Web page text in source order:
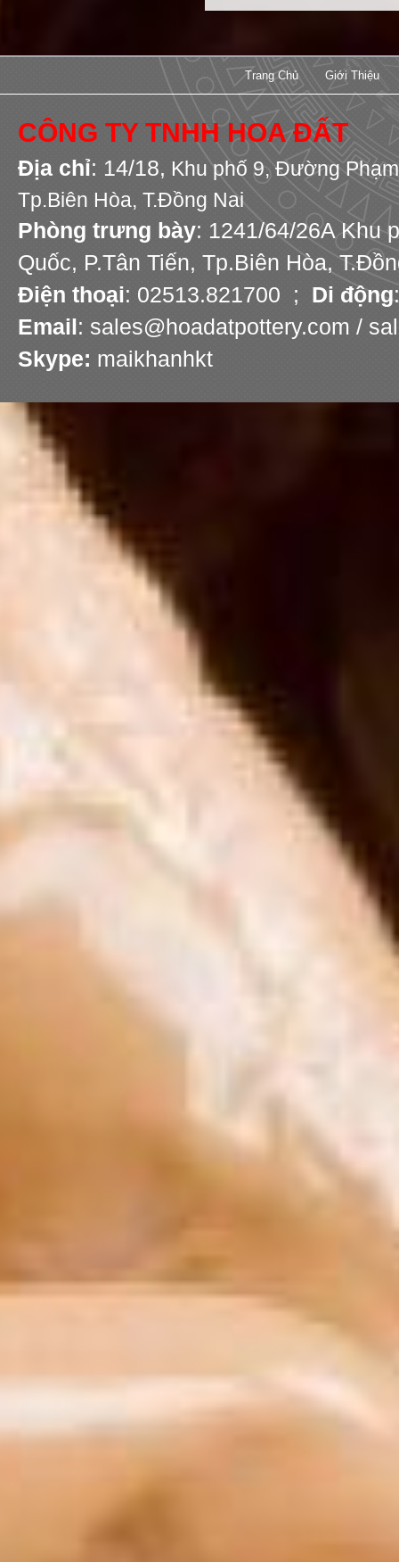
Trang Chủ Giới Thiệu
CÔNG TY TNHH HOA ĐẤT
Địa chỉ: 14/18, Khu phố 9,Đường Phạm
Tp.Biên Hòa, T.Đồng Nai
Phòng trưng bày: 1241/64/26A Khu
Quốc, P.Tân Tiến, Tp.Biên Hòa,
Điện thoại: 02513.821700 ; Di động
Email: sales@hoadatpottery.com /
Skype: maikhanhkt